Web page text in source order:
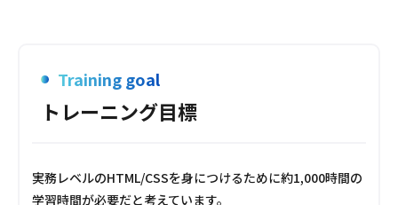
Training goal
トレーニング目標
実務レベルのHTML/CSSを身につけるために約1,000時間の
学習時間が必要だと考えています。